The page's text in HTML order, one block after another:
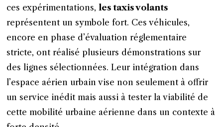
ces expérimentations,les taxis volants
représentent un symbole fort. Ces véhicules,
encore en phase d’évaluation réglementaire
stricte, ont réalisé plusieurs démonstrations sur
des lignes sélectionnées. Leur intégration dans
l’espace aérien urbain vise non seulement à offrir
un service inédit mais aussi à tester la viabilité de
cette mobilité urbaine aérienne dans un contexte à